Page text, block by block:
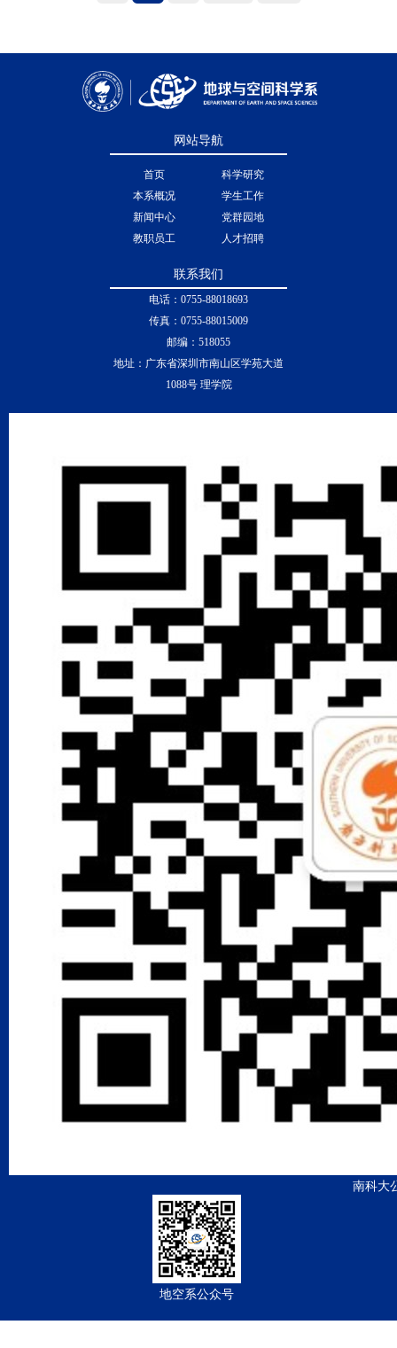
网站导航
首页
本系概况
新闻中心
教职员工
科学研究
学生工作
党群园地
人才招聘
联系我们
电话：0755-88018693
传真：0755-88015009
邮编：518055
地址：广东省深圳市南山区学苑大道
1088号 理学院
南科大
地空系公众号